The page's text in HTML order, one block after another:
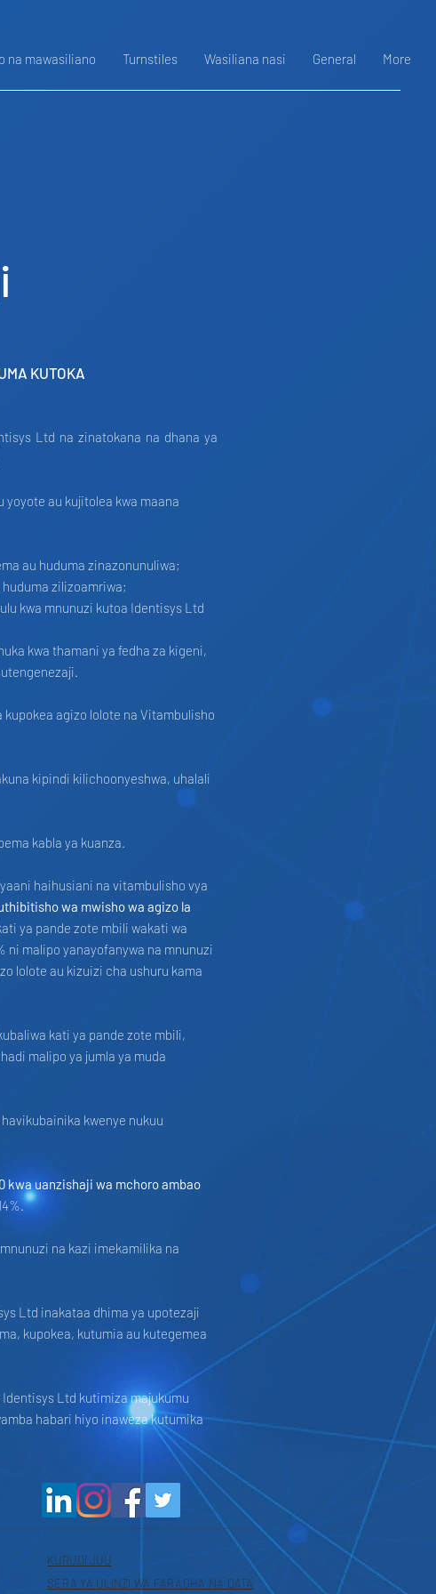
na mawasiliano Turnstiles Wasiliana nasi General More
KUTOKA
Ltd na zinatokana na dhana ya
au kujitolea kwa maana
au huduma zinazonunuliwa;
zilizoamriwa;
kwa mnunuzi kutoa Identisys Ltd
kwa thamani ya fedha za kigeni,
agizo lolote na Vitambulisho
kipindi kilichoonyeshwa, uhalali
kabla ya kuanza.
haihusiani na vitambulisho vya
wa mwisho wa agizo la
ya pande zote mbili wakati wa
ni malipo yanayofanywa na mnunuzi
lolote au kizuizi cha ushuru kama
kati ya pande zote mbili,
malipo ya jumla ya muda
kwenye nukuu
kwa uanzishaji wa mchoro ambao
na kazi imekamilika na
Ltd inakataa dhima ya upotezaji
kupokea, kutumia au kutegemea
Ltd kutimiza majukumu
habari hiyo inaweza kutumika
KURUDI JUU
SERA YA ULINZI WA FARAGHA NA DATA